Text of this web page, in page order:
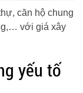
căn hộ chung
với giá xây
yếu tố